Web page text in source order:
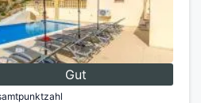
Gut